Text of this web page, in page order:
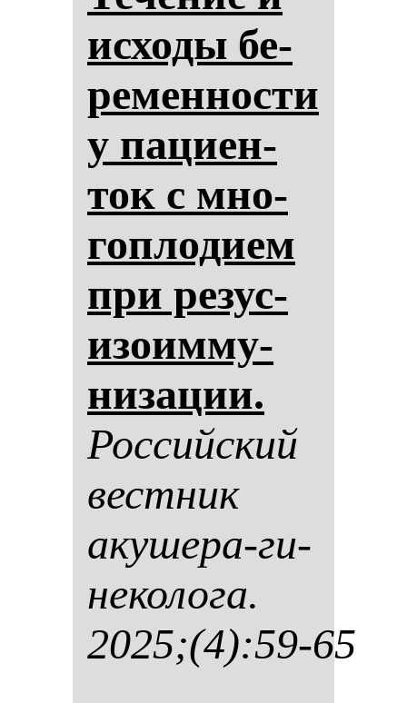
ис­хо­ды бе­
ре­мен­нос­ти
у па­ци­ен­
ток с мно­
гоп­ло­ди­ем
при ре­зус-
изо­им­му­
ни­за­ции.
Рос­сий­ский
вес­тник
аку­ше­ра-ги­
не­ко­ло­га.
2025;(4):59-65